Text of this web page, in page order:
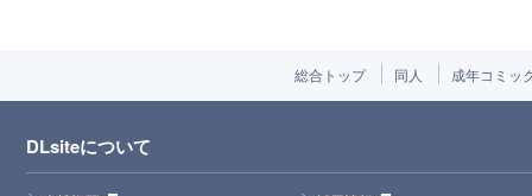
総合トップ 同人 成年コミッ
DLsiteについて